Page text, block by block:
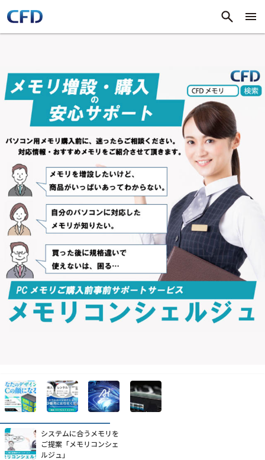
システムに合うメモリを
ご提案「メモリコンシェ
ルジュ」